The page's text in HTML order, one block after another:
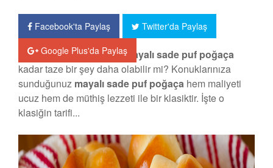
Facebook'ta Paylaş
Twitter'da Paylaş
Google Plus'da Paylaş
Fırından yeni çıkardığınımayalı sade puf poğaça
kadar taze bir şey daha olabilir mi? Konuklarınıza
sunduğunuz mayalı sade puf poğaça hem maliyeti
ucuz hem de müthiş lezzeti ile bir klasiktir. İşte o
klasiğin tarifi...